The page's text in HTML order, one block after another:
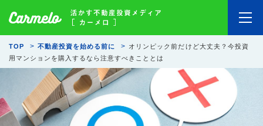
TOP 不動産投資を始める前に
オリンピック前だけど大丈夫？今投資
用マンションを購入するなら注意すべきこととは